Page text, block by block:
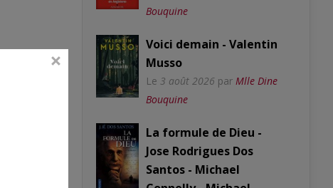
Bouquine
Voici demain - Valentin
Musso
Le 3 août 2026 par Mlle Dine
Bouquine
La formule de Dieu -
Jose Rodrigues Dos
Santos - Michael